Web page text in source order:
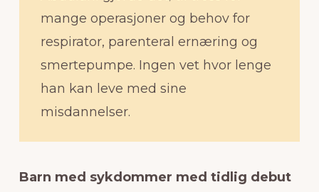
mange operasjoner og behov for
respirator, parenteral ernæring og
smertepumpe. Ingen vet hvor lenge
han kan leve med sine
misdannelser.
Barn med sykdommer med tidlig debut